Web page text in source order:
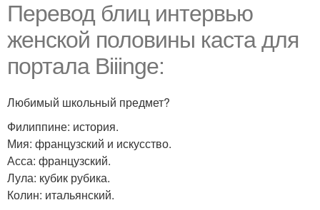
Перевод блиц интервью
женской половины каста для
портала Biiinge:
Любимый школьный предмет?
Филиппине: история.
Мия: французский и искусство.
Асса: французский.
Лула: кубик рубика.
Колин: итальянский.